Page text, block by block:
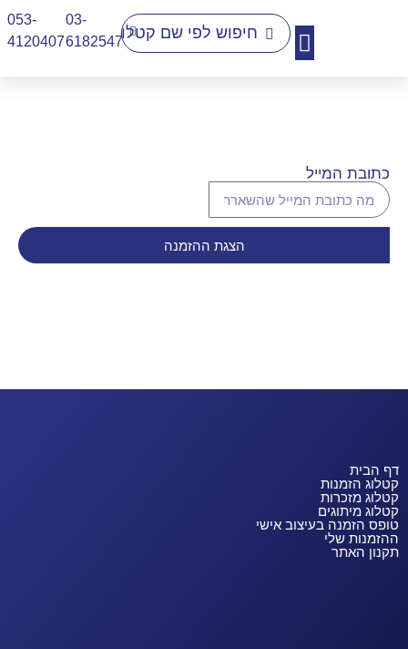
03-
6182547
053-
4120407​
כתובת המייל
הצגת ההזמנה
דף הבית
קטלוג הזמנות
קטלוג מזכרות
קטלוג מיתוגים
טופס הזמנה בעיצוב אישי
ההזמנות שלי
תקנון האתר